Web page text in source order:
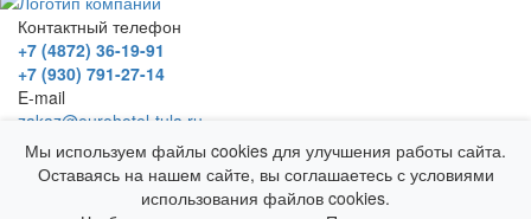
Контактный телефон
+7 (4872) 36-19-91
+7 (930) 791-27-14
E-mail
zakaz@eurohotel-tula.ru
Адрес
г. Тула, ул. Войкова, д. 39
Гостевой Дом "Европейский"
Мы используем файлы cookies для улучшения работы сайта.
Оставаясь на нашем сайте, вы соглашаетесь с условиями
использования файлов cookies.